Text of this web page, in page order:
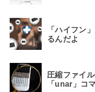
「ハイフン
るんだよ
圧縮ファイ
「unar」コ